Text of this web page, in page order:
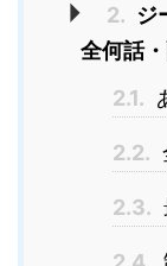
2. ジ
全何話
2.1.
2.2.
2.3.